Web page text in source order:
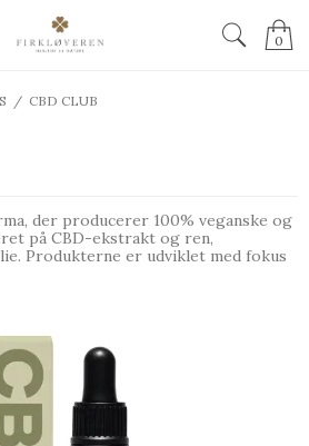
0
/ CBD CLUB
der producerer 100% veganske og
på CBD-ekstrakt og ren,
Produkterne er udviklet med fokus